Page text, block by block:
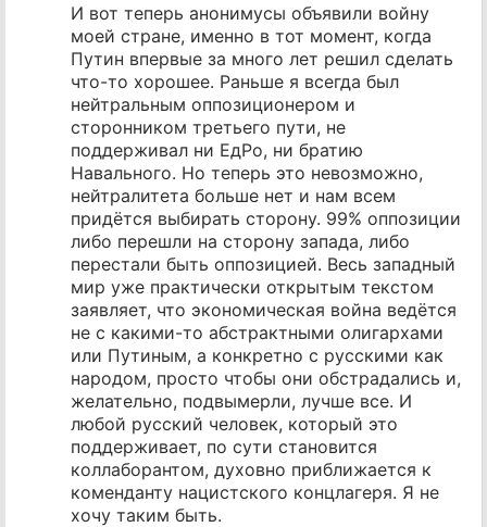
И вот теперь анонимусы объявили войну
моей стране, именно в тот момент, когда
Путин впервые за много лет решил сделать
что-то хорошее. Раньше я всегда был
нейтральным оппозиционером и
сторонником третьего пути, не
поддерживал ни ЕдРо, ни братию
Навального. Но теперь это невозможно,
нейтралитета больше нет и нам всем
придётся выбирать сторону. 99% оппозиции
либо перешли на сторону запада, либо
перестали быть оппозицией. Весь западный
мир уже практически открытым текстом
заявляет, что экономическая война ведётся
не с какими-то абстрактными олигархами
или Путиным, а конкретно с русскими как
народом, просто чтобы они обстрадались и,
желательно, подвымерли, лучше все. И
любой русский человек, который это
поддерживает, по сути становится
коллаборантом, духовно приближается к
коменданту нацистского концлагеря. Я не
хочу таким быть.